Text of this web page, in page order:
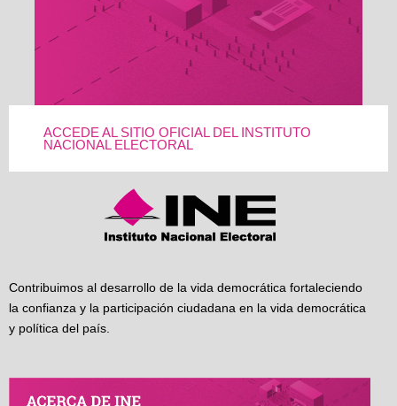
ACCEDE AL SITIO OFICIAL DEL INSTITUTO
NACIONAL ELECTORAL
Contribuimos al desarrollo de la vida democrática fortaleciendo
la confianza y la participación ciudadana en la vida democrática
y política del país.